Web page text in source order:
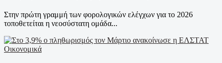
Στην πρώτη γραμμή των φορολογικών ελέγχων για το 2026
τοποθετείται η νεοσύστατη ομάδα...
Οικονομικά